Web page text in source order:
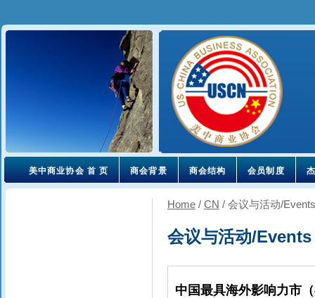
美中商业协会 首 页 商会背景 商会结构 会员制度
Home / CN / 会议与活动/Events
会议与活动/Events
中国最具海外影响力市